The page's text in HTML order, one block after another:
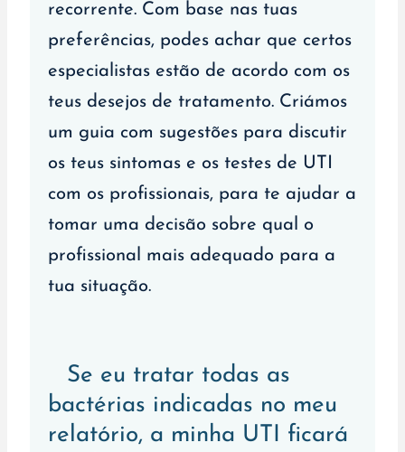
recorrente. Com base nas tuas
preferências, podes achar que certos
especialistas estão de acordo com os
teus desejos de tratamento. Criámos
um guia com sugestões para discutir
os teus sintomas e os testes de UTI
com os profissionais, para te ajudar a
tomar uma decisão sobre qual o
profissional mais adequado para a
tua situação.
Se eu tratar todas as
bactérias indicadas no meu
relatório, a minha UTI ficará